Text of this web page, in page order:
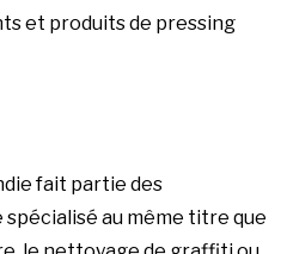
et produits de pressing
fait partie des
au même titre que